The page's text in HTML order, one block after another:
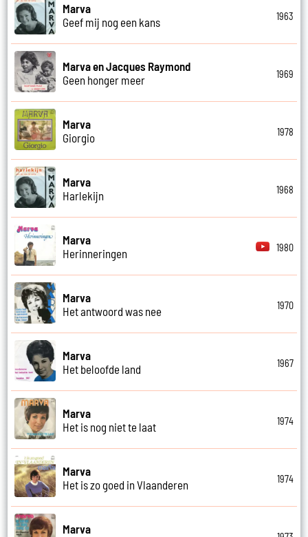
Marva
Geef mij nog een kans
1963
Marva en Jacques Raymond
Geen honger meer
1969
Marva
Giorgio
1978
Marva
Harlekijn
1968
Marva
Herinneringen
1980
Marva
Het antwoord was nee
1970
Marva
Het beloofde land
1967
Marva
Het is nog niet te laat
1974
Marva
Het is zo goed in Vlaanderen
1974
Marva